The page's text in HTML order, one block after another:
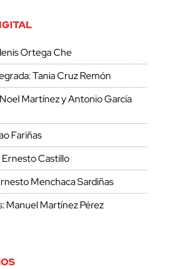
Ortega Che
Tania Cruz Remón
Martínez y Antonio García
Fariñas
Castillo
Menchaca Sardiñas
Manuel Martínez Pérez